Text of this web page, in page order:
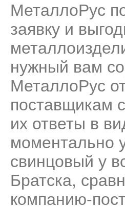
МеталлоРус
заявку и
нужный вам
МеталлоРус
поставщикам
их ответы в
моментально
свинцовый у
Братска,
компанию-